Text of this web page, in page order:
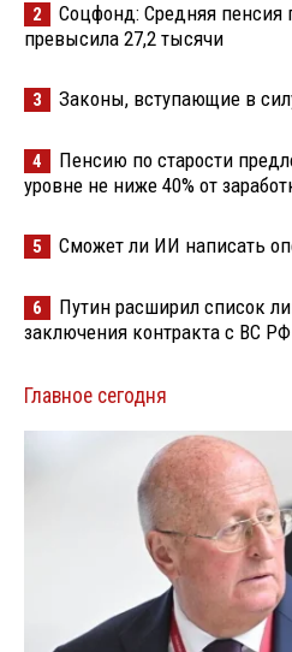
2
Соцфонд: Средняя пенсия
превысила 27,2 тысячи
3 Законы, вступающие в
4
Пенсию по старости
уровне не ниже 40% от
5 Сможет ли ИИ написать
6
Путин расширил список
заключения контракта с ВС РФ
Главное сегодня